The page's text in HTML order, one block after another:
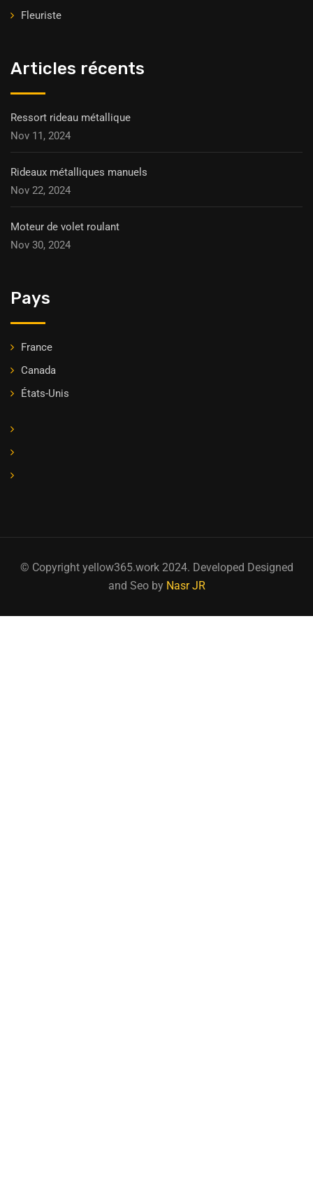
Fleuriste
Articles récents
Ressort rideau métallique
Nov 11, 2024
Rideaux métalliques manuels
Nov 22, 2024
Moteur de volet roulant
Nov 30, 2024
Pays
France
Canada
États-Unis
© Copyright yellow365.work 2024. Developed Designed
and Seo by Nasr JR